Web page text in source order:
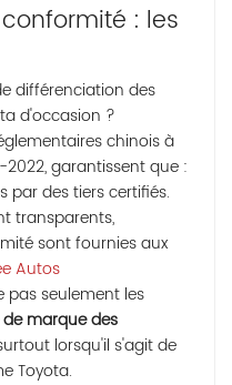
: les
différenciation des
d'occasion ?
chinois à
garantissent que :
par des tiers certifiés.
transparents,
sont fournies aux
Autos
pas seulement les
marque des
lorsqu'il s'agit de
Toyota.